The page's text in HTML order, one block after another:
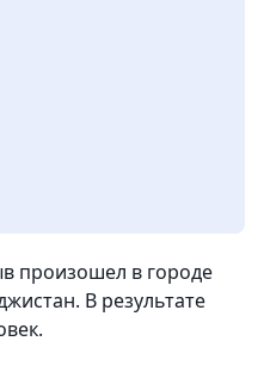
произошел в городе
В результате